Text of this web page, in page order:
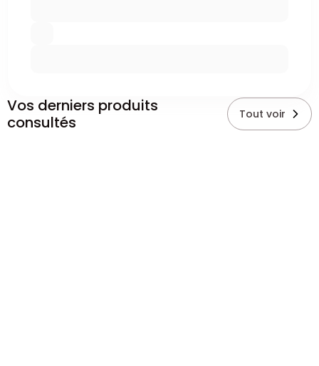
Vos derniers produits
consultés
Tout voir